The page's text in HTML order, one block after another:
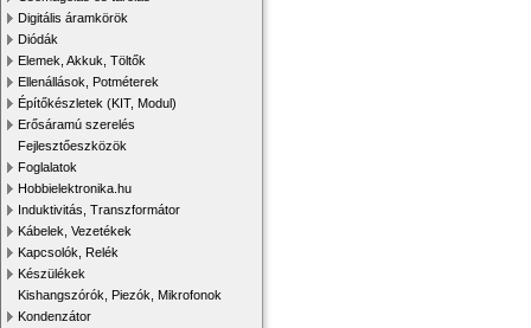
Digitális áramkörök
Diódák
Elemek, Akkuk, Töltők
Ellenállások, Potméterek
Építőkészletek (KIT, Modul)
Erősáramú szerelés
Fejlesztőeszközök
Foglalatok
Hobbielektronika.hu
Induktivitás, Transzformátor
Kábelek, Vezetékek
Kapcsolók, Relék
Készülékek
Kishangszórók, Piezók, Mikrofonok
Kondenzátor